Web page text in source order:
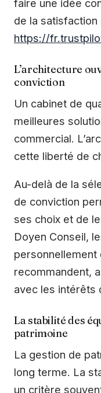
faire une idée
de la satisfaction
https://
L’architecture
conviction
Un cabinet de
meilleures
commercial.
cette liberté de
Au-delà de la
de conviction
ses choix et de
Doyen Conseil,
personnellement
recommandent,
avec les intérêts
La stabilité des
patrimoine
La gestion de
long terme. La
un critère